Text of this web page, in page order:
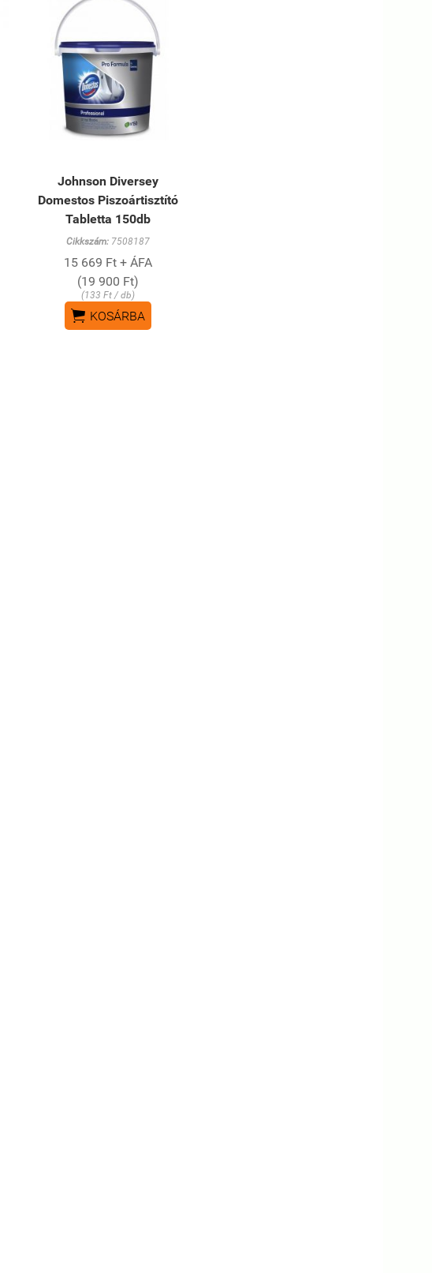
Johnson Diversey
Domestos Piszoártisztító
Tabletta 150db
Cikkszám:7508187
15 669 Ft + ÁFA
(19 900 Ft)
(133 Ft / db)
 KOSÁRBA